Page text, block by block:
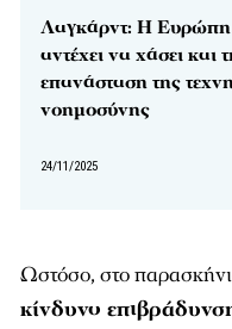
Λαγκάρντ: Η Ευρώπη
αντέχει να χάσει και
επανάσταση της
νοημοσύνης
24/11/2025
Ωστόσο, στο
κίνδυνο